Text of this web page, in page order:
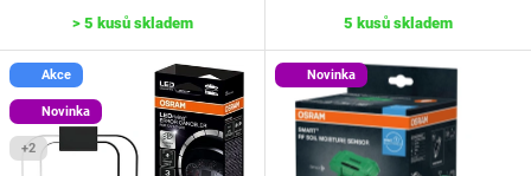
> 5 kusů skladem 5 kusů skladem
Akce
Novinka
+2
Novinka